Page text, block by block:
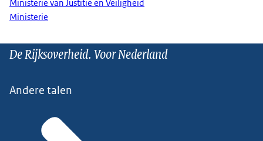
Ministerie van Justitie en Veiligheid
Ministerie
De Rijksoverheid. Voor Nederland
Andere talen